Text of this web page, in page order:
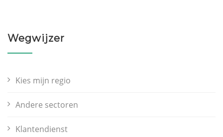
Wegwijzer
Kies mijn regio
Andere sectoren
Klantendienst